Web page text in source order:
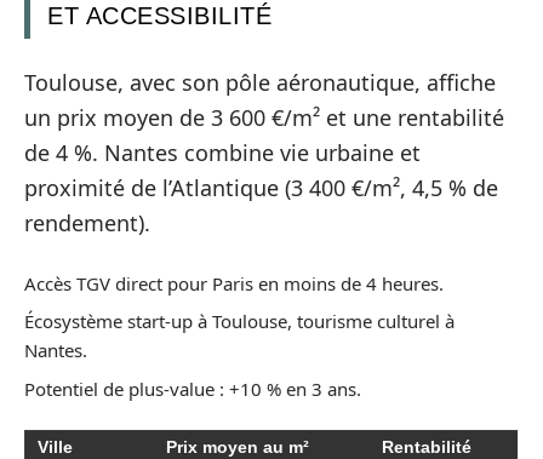
ET ACCESSIBILITÉ
Toulouse, avec son pôle aéronautique, affiche
un prix moyen de 3 600 €/m² et une rentabilité
de 4 %. Nantes combine vie urbaine et
proximité de l’Atlantique (3 400 €/m², 4,5 % de
rendement).
Accès TGV direct pour Paris en moins de 4 heures.
Écosystème start-up à Toulouse, tourisme culturel à
Nantes.
Potentiel de plus-value : +10 % en 3 ans.
Ville Prix moyen au m² Rentabilité